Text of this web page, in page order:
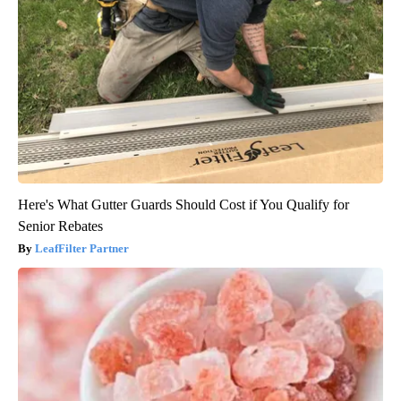
Here's What Gutter Guards Should Cost if You Qualify for
Senior Rebates
LeafFilter Partner